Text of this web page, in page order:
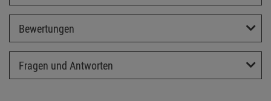
Bewertungen
Fragen und Antworten